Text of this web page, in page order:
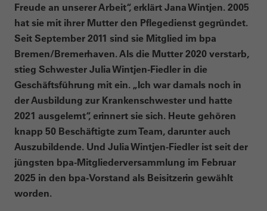
Freude an unserer Arbeit“, erklärt Jana Wintjen. 2005
hat sie mit ihrer Mutter den Pflegedienst gegründet.
Seit September 2011 sind sie Mitglied im bpa
Bremen/Bremerhaven. Als die Mutter 2020 verstarb,
stieg Schwester Julia Wintjen-Fiedler in die
Geschäftsführung mit ein. „Ich war damals noch in
der Ausbildung zur Krankenschwester und hatte
2021 ausgelernt“, erinnert sie sich. Heute gehören
knapp 50 Beschäftigte zum Team, darunter auch
Auszubildende. Und Julia Wintjen-Fiedler ist seit der
jüngsten bpa-Mitgliederversammlung im Februar
2025 in den bpa-Vorstand als Beisitzerin gewählt
worden.